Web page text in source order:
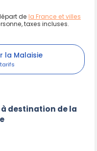
de la France et villes
taxes incluses.
la Malaisie
destination de la